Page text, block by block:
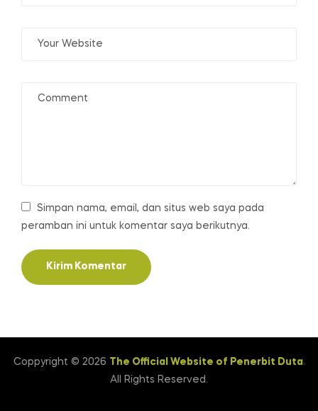
Simpan nama, email, dan situs web saya pada
peramban ini untuk komentar saya berikutnya.
Coppyright © 2026 The Official Website of Penerbit Duta.
All Rights Reserved.